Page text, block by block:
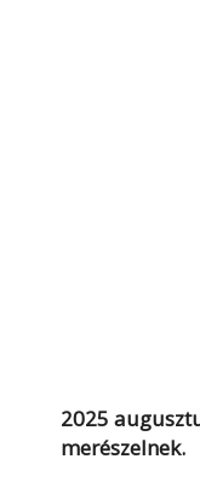
2025
merészelnek.